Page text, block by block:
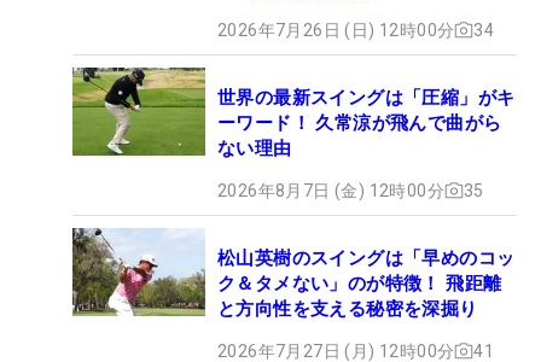
2026年7月26日 (日) 12時00分 34
世界の最新スイングは「圧縮」がキ
ーワード！ 久常涼が飛んで曲がら
ない理由
2026年8月7日 (金) 12時00分 35
松山英樹のスイングは「早めのコッ
ク＆タメない」のが特徴！ 飛距離
と方向性を支える秘密を深掘り
2026年7月27日 (月) 12時00分 41